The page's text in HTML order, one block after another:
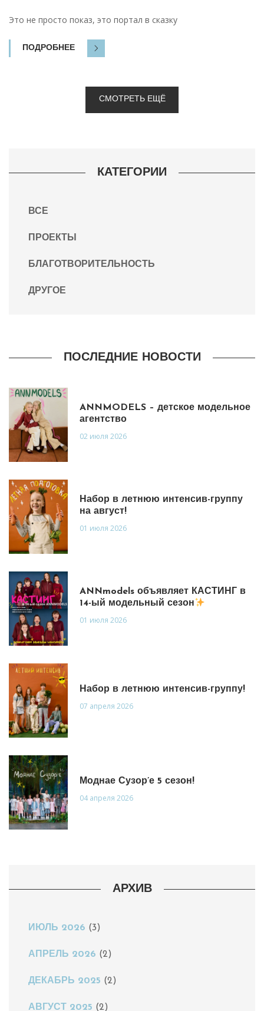
Это не просто показ, это портал в сказку
ПОДРОБНЕЕ
СМОТРЕТЬ ЕЩЁ
КАТЕГОРИИ
ВСЕ
ПРОЕКТЫ
БЛАГОТВОРИТЕЛЬНОСТЬ
ДРУГОЕ
ПОСЛЕДНИЕ НОВОСТИ
ANNMODELS – детское модельное
агентство
02 июля 2026
Набор в летнюю интенсив-группу
на август!
01 июля 2026
ANNmodels объявляет КАСТИНГ в
14-ый модельный сезон
01 июля 2026
Набор в летнюю интенсив-группу!
07 апреля 2026
Моднае Сузор’е 5 сезон!
04 апреля 2026
АРХИВ
ИЮЛЬ 2026 (3)
АПРЕЛЬ 2026 (2)
ДЕКАБРЬ 2025 (2)
АВГУСТ 2025 (2)